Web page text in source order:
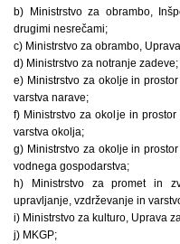
b) Ministrstvo za obrambo,
drugimi nesrečami;
c) Ministrstvo za obrambo,
d) Ministrstvo za notranje zadeve;
e) Ministrstvo za okolje in
varstva narave;
f) Ministrstvo za okolje in
varstva okolja;
g) Ministrstvo za okolje in
vodnega gospodarstva;
h) Ministrstvo za promet in
upravljanje, vzdrževanje in
i) Ministrstvo za kulturo, Uprava
j) MKGP;